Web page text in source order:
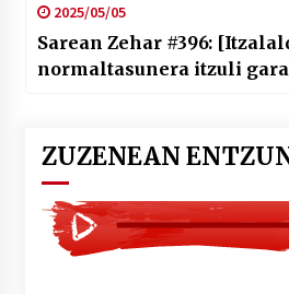
2025/05/05
Sarean Zehar #396:
normaltasunera itzuli
ZUZENEAN